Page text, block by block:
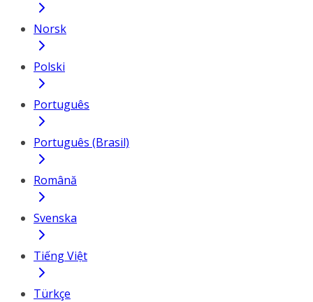
Norsk
Polski
Português
Português (Brasil)
Română
Svenska
Tiếng Việt
Türkçe